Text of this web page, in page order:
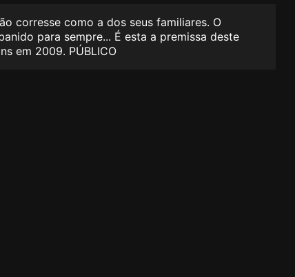
corresse como a dos seus familiares. O
para sempre... É esta a premissa deste
em 2009. PÚBLICO